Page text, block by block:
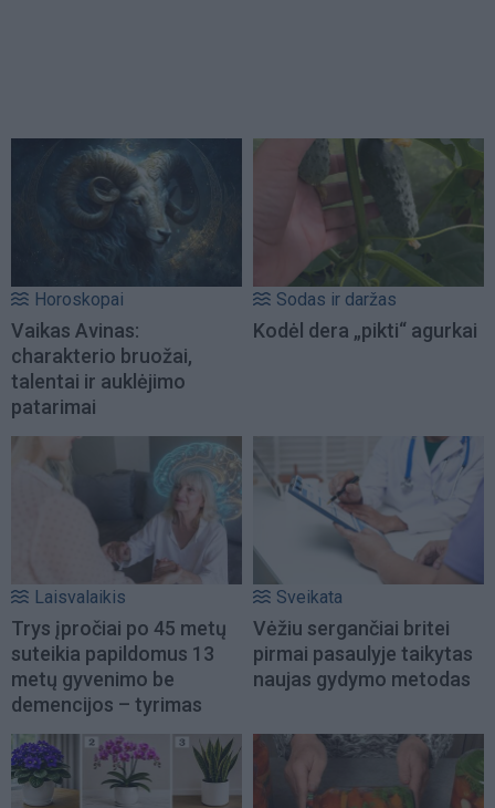
Horoskopai
Vaikas Avinas:
charakterio bruožai,
talentai ir auklėjimo
patarimai
Sodas ir daržas
Kodėl dera „pikti“ agurkai
Laisvalaikis
Trys įpročiai po 45 metų
suteikia papildomus 13
metų gyvenimo be
demencijos – tyrimas
Sveikata
Vėžiu sergančiai britei
pirmai pasaulyje taikytas
naujas gydymo metodas